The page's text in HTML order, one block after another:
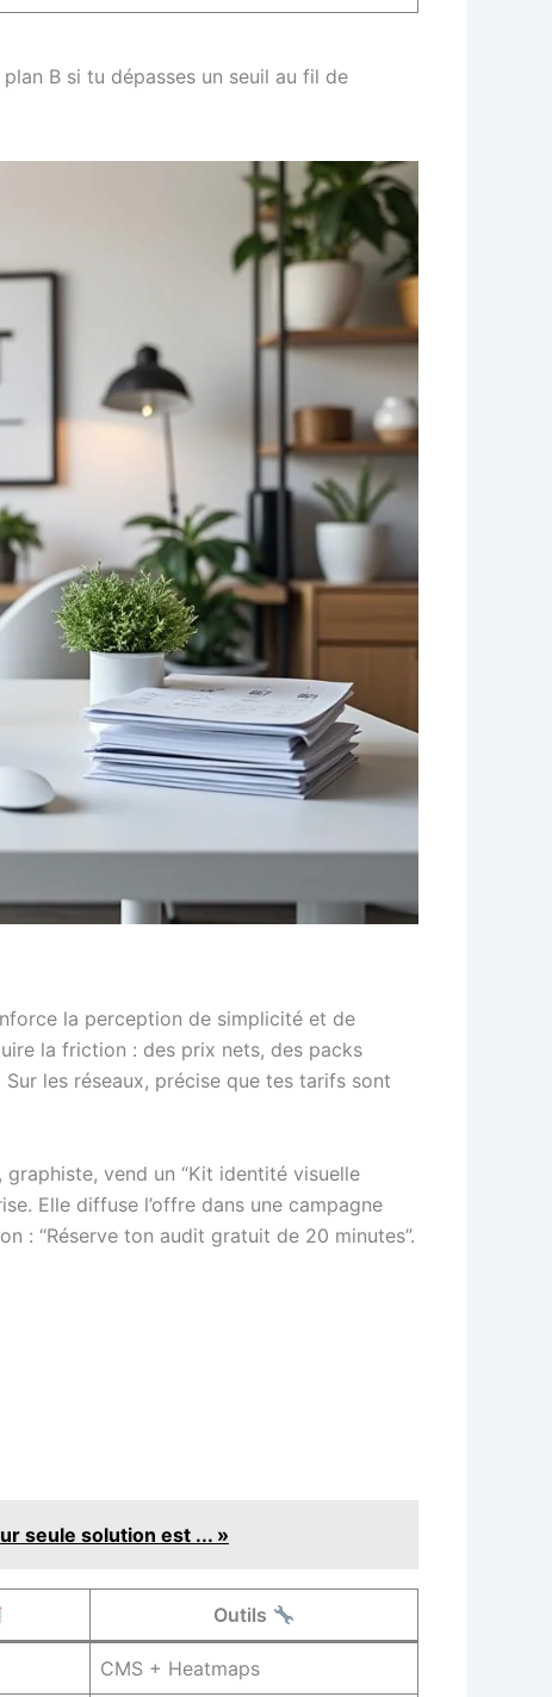
B si tu dépasses un seuil au fil de
la perception de simplicité et de
la friction : des prix nets, des packs
les réseaux, précise que tes tarifs sont
graphiste, vend un “Kit identité visuelle
Elle diffuse l’offre dans une campagne
: “Réserve ton audit gratuit de 20 minutes”.
seule solution est ... »
Outils
CMS + Heatmaps